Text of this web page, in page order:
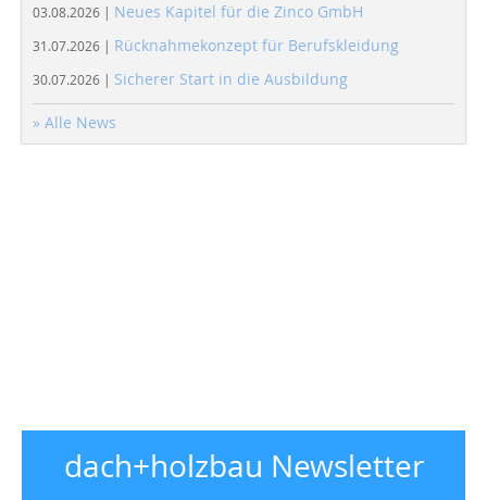
03.08.2026 | Neues Kapitel für die Zinco GmbH
31.07.2026 | Rücknahmekonzept für Berufskleidung
30.07.2026 | Sicherer Start in die Ausbildung
» Alle News
dach+holzbau Newsletter